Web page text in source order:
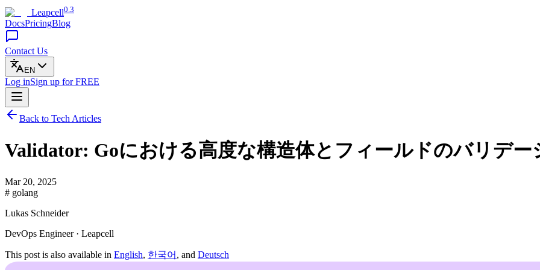
Leapcell0.3
DocsPricingBlog
Contact Us
EN
Log inSign up for FREE
Back to Tech Articles
Validator: Goにおける高度な構造体とフィールドのバリデー
Mar 20, 2025
# golang
Lukas Schneider
DevOps Engineer · Leapcell
This post is also available in English, 한국어 , and Deutsch